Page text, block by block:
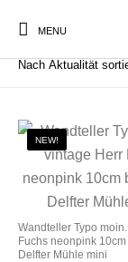
MENU
New Products
Gutscheine
Start / Produkte
NEW!
Wandteller Typo
Fuchs neonpink
Delfter Mühle mini